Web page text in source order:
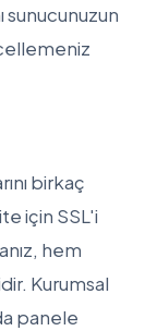
sunucunuzun
birkaç
için SSL'i
hem
Kurumsal
panele